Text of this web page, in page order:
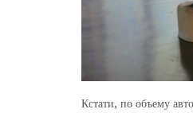
Кстати, по объему